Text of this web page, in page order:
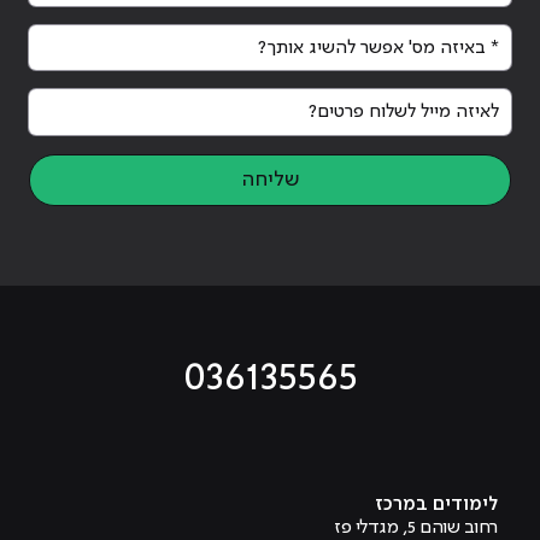
* באיזה מס' אפשר להשיג אותך?
לאיזה מייל לשלוח פרטים?
שליחה
036135565
לימודים במרכז
רחוב שוהם 5, מגדלי פז